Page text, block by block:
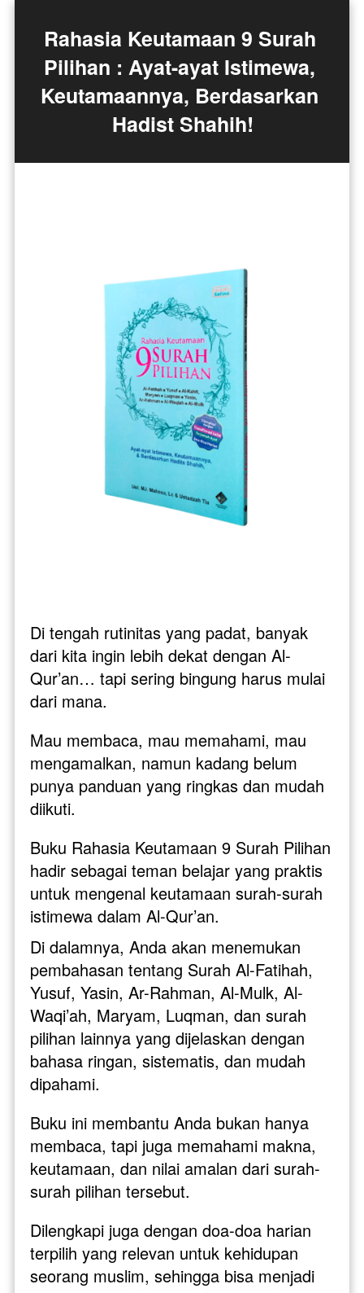
Rahasia Keutamaan 9 Surah
Pilihan : Ayat-ayat Istimewa,
Keutamaannya, Berdasarkan
Hadist Shahih!
Di tengah rutinitas yang padat, banyak
dari kita ingin lebih dekat dengan Al-
Qur’an… tapi sering bingung harus mulai
dari mana.
Mau membaca, mau memahami, mau
mengamalkan, namun kadang belum
punya panduan yang ringkas dan mudah
diikuti.
Buku Rahasia Keutamaan 9 Surah Pilihan
hadir sebagai teman belajar yang praktis
untuk mengenal keutamaan surah-surah
istimewa dalam Al-Qur’an.
Di dalamnya, Anda akan menemukan
pembahasan tentang Surah Al-Fatihah,
Yusuf, Yasin, Ar-Rahman, Al-Mulk, Al-
Waqi’ah, Maryam, Luqman, dan surah
pilihan lainnya yang dijelaskan dengan
bahasa ringan, sistematis, dan mudah
dipahami.
Buku ini membantu Anda bukan hanya
membaca, tapi juga memahami makna,
keutamaan, dan nilai amalan dari surah-
surah pilihan tersebut.
Dilengkapi juga dengan doa-doa harian
terpilih yang relevan untuk kehidupan
seorang muslim, sehingga bisa menjadi